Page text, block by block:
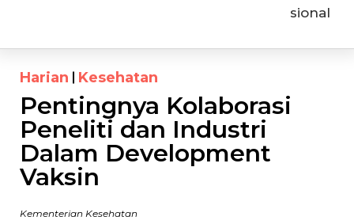
sional
Harian Kesehatan
Pentingnya Kolaborasi
Peneliti dan Industri
Dalam Development
Vaksin
Kementerian Kesehatan